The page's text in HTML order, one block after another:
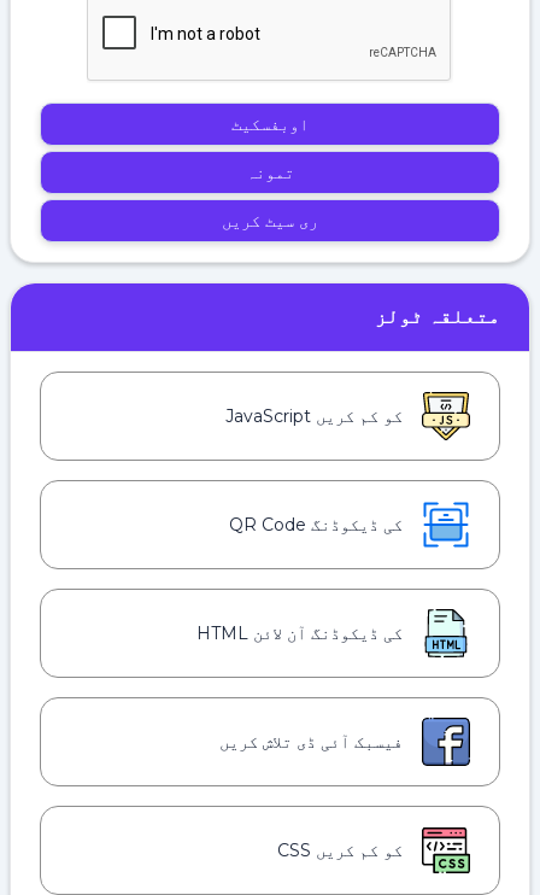
اوبفسکیٹ
تمونہ
ری سیٹ کریں
متعلقہ ٹولز
کو کم کریں JavaScript
کی ڈیکوڈنگ QR Code
کی ڈیکوڈنگ آن لائن HTML
فیسبک آئی ڈی تلاش کریں
کو کم کریں CSS